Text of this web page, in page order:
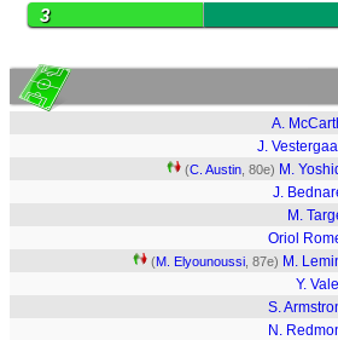
3
A.
J.
(C. Austin , 80e) M.
J.
M.
Oriol
(M. Elyounoussi , 87e) M.
Y.
S.
N.